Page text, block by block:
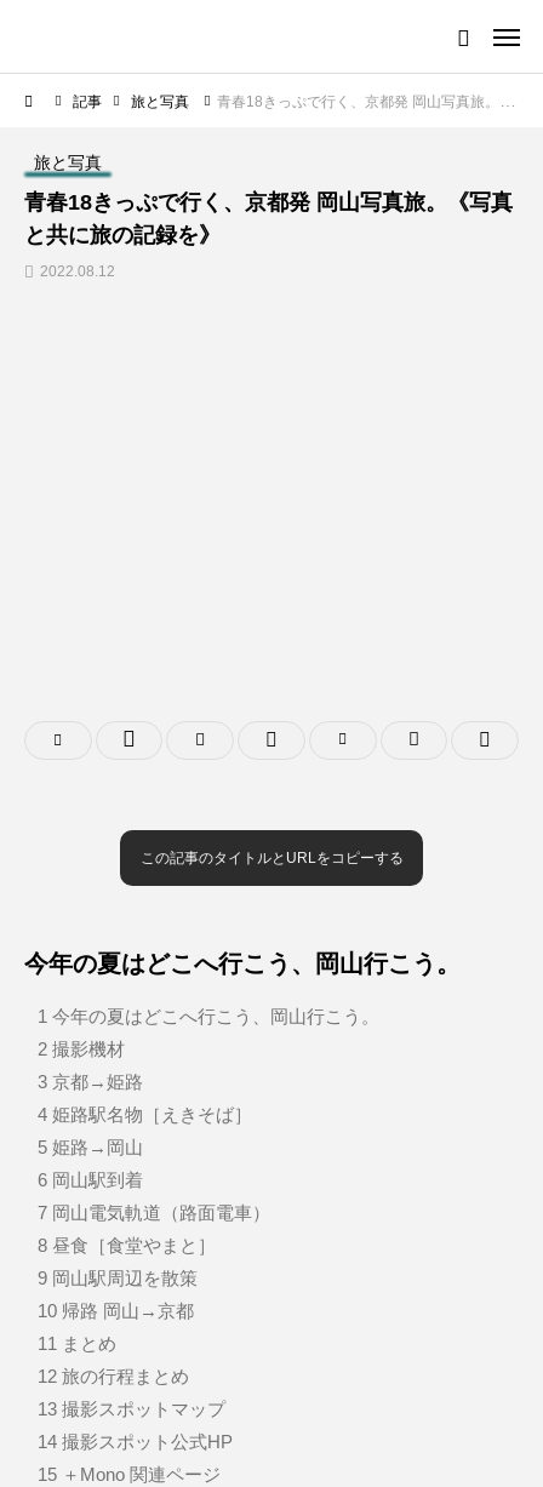
記事 旅と写真 青春18きっぷで行く、京都発 岡山写真旅。《写真と共に旅の記録を》
旅と写真
青春18きっぷで行く、京都発 岡山写真旅。《写真
と共に旅の記録を》
2022.08.12
この記事のタイトルとURLをコピーする
今年の夏はどこへ行こう、岡山行こう。
1 今年の夏はどこへ行こう、岡山行こう。
2 撮影機材
3 京都→姫路
4 姫路駅名物［えきそば］
5 姫路→岡山
6 岡山駅到着
7 岡山電気軌道（路面電車）
8 昼食［食堂やまと］
9 岡山駅周辺を散策
10 帰路 岡山→京都
11 まとめ
12 旅の行程まとめ
13 撮影スポットマップ
14 撮影スポット公式HP
15 ＋Mono 関連ページ